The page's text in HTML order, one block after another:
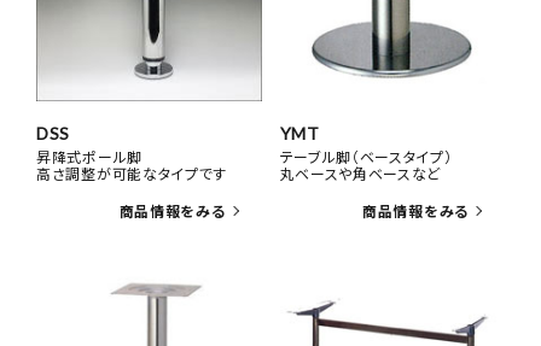
DSS
昇降式ポール脚
高さ調整が可能なタイプです
YMT
テーブル脚（ベースタイプ）
丸ベースや角ベースなど